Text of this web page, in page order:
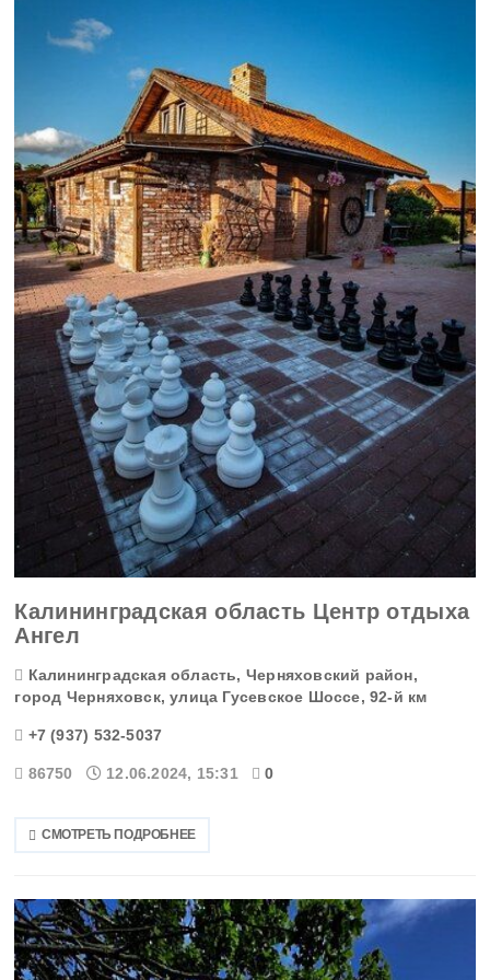
Калининградская область Центр отдыха
Ангел
Калининградская область, Черняховский район,
город Черняховск, улица Гусевское Шоссе, 92-й км
+7 (937) 532-5037
86750 12.06.2024, 15:31 0
СМОТРЕТЬ ПОДРОБНЕЕ